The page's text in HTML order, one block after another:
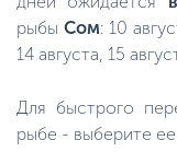
рыбы Сом: 10
14 августа, 15
Для быстрого
рыбе - выберите